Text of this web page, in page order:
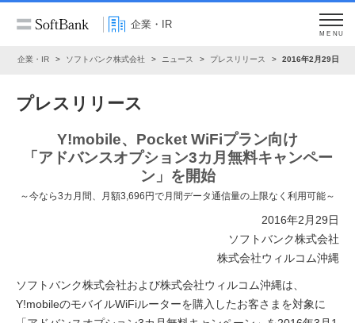
企業・IR
MENU
企業・IR ソフトバンク株式会社 ニュース プレスリリース 2016年2月29日
プレスリリース
Y!mobile、Pocket WiFiプラン向け
「アドバンスオプション3カ月無料キャンペー
ン」を開始
～今なら3カ月間、月額3,696円で月間データ通信量の上限なく利用可能～
2016年2月29日
ソフトバンク株式会社
株式会社ウィルコム沖縄
ソフトバンク株式会社および株式会社ウィルコム沖縄は、
Y!mobileのモバイルWiFiルーターを購入したお客さまを対象に